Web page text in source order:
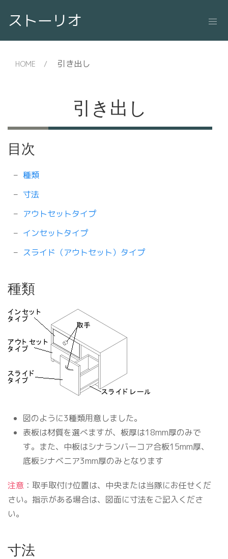
ストーリオ
HOME 引き出し
引き出し
目次
種類
寸法
アウトセットタイプ
インセットタイプ
スライド（アウトセット）タイプ
種類
図のように3種類用意しました。
表板は材質を選べますが、板厚は18mm厚のみで
す。また、中板はシナランバーコア合板15mm厚、
底板シナベニア3mm厚のみとなります
注意 ：取手取付け位置は、中央または当隊にお任せくだ
さい。指示がある場合は、図面に寸法をご記入くださ
い。
寸法